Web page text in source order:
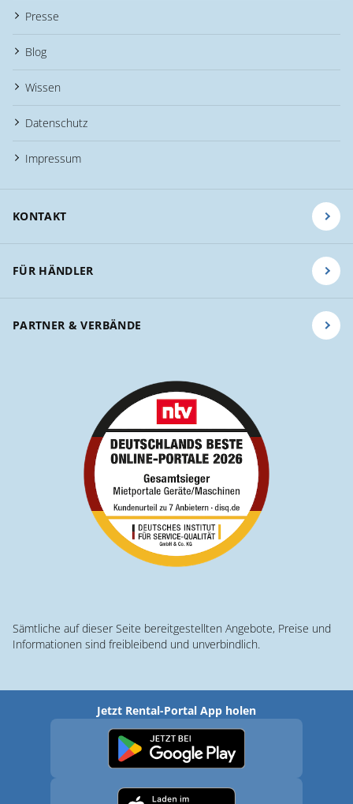
Presse
Blog
Wissen
Datenschutz
Impressum
KONTAKT
FÜR HÄNDLER
PARTNER & VERBÄNDE
Sämtliche auf dieser Seite bereitgestellten Angebote, Preise und
Informationen sind freibleibend und unverbindlich.
Jetzt Rental-Portal App holen